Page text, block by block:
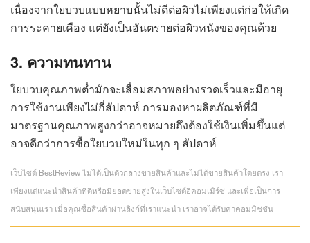
เนื่องจากใยบวบแบบหยาบนั้นไม่ดีต่อผิวไม่เพียงแต่ก่อให้เกิด
การระคายเคือง แต่ยังเป็นอันตรายต่อผิวหนังของคุณด้วย
3. ความทนทาน
ใยบวบคุณภาพต่ำมักจะเสื่อมสภาพอย่างรวดเร็วและมีอายุ
การใช้งานเพียงไม่กี่สัปดาห์ การมองหาผลิตภัณฑ์ที่มี
มาตรฐานคุณภาพสูงกว่าอาจหมายถึงต้องใช้เงินเพิ่มขึ้นแต่
อาจดีกว่าการซื้อใยบวบใหม่ในทุก ๆ สัปดาห์
เว็บไซต์ BestReview ไม่ได้เป็นตัวกลางขายสินค้าและไม่ได้ขายสินค้าโดยตรง เรา
เพียงแต่แนะนำสินค้าที่ดีหรือมียอดขายสูงในเว็บไซต์อีคอมเมิร์ซ และเพื่อเป็นการ
สนับสนุนเรา เมื่อคุณซื้อสินค้าผ่านลิงก์ที่เราแนะนำ เราอาจได้รับค่าคอมมิชชัน